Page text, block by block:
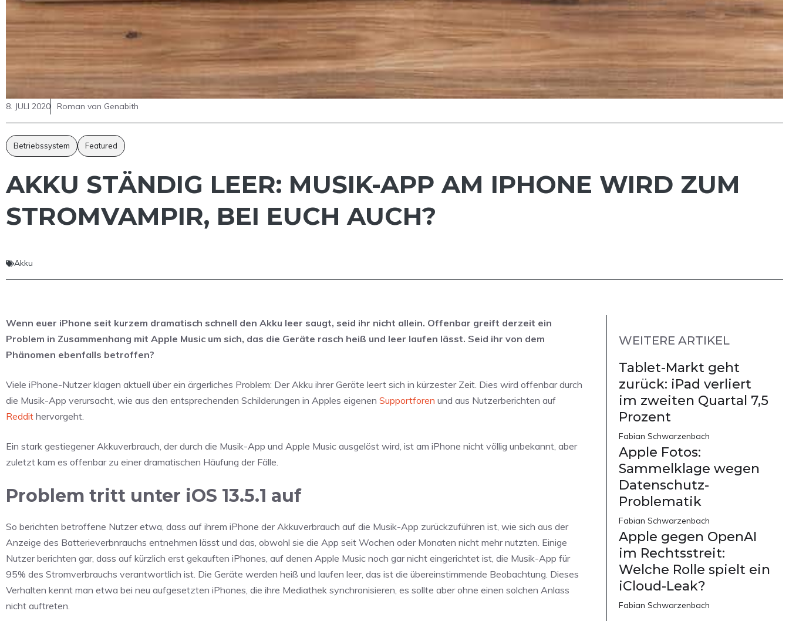
8. JULI 2020 Roman van Genabith
Betriebssystem Featured
AKKU STÄNDIG LEER: MUSIK-APP AM IPHONE WIRD ZUM
STROMVAMPIR, BEI EUCH AUCH?
Akku
Wenn euer iPhone seit kurzem dramatisch schnell den Akku leer saugt, seid ihr nicht allein. Offenbar greift derzeit ein
Problem in Zusammenhang mit Apple Music um sich, das die Geräte rasch heiß und leer laufen lässt. Seid ihr von dem
Phänomen ebenfalls betroffen?
Viele iPhone-Nutzer klagen aktuell über ein ärgerliches Problem: Der Akku ihrer Geräte leert sich in kürzester Zeit. Dies wird offenbar durch
die Musik-App verursacht, wie aus den entsprechenden Schilderungen in Apples eigenen Supportforen und aus Nutzerberichten auf
Reddit hervorgeht.
Ein stark gestiegener Akkuverbrauch, der durch die Musik-App und Apple Music ausgelöst wird, ist am iPhone nicht völlig unbekannt, aber
zuletzt kam es offenbar zu einer dramatischen Häufung der Fälle.
Problem tritt unter iOS 13.5.1 auf
So berichten betroffene Nutzer etwa, dass auf ihrem iPhone der Akkuverbrauch auf die Musik-App zurückzuführen ist, wie sich aus der
Anzeige des Batterieverbnrauchs entnehmen lässt und das, obwohl sie die App seit Wochen oder Monaten nicht mehr nutzten. Einige
Nutzer berichten gar, dass auf kürzlich erst gekauften iPhones, auf denen Apple Music noch gar nicht eingerichtet ist, die Musik-App für
95% des Stromverbrauchs verantwortlich ist. Die Geräte werden heiß und laufen leer, das ist die übereinstimmende Beobachtung. Dieses
Verhalten kennt man etwa bei neu aufgesetzten iPhones, die ihre Mediathek synchronisieren, es sollte aber ohne einen solchen Anlass
nicht auftreten.
WEITERE ARTIKEL
Tablet-Markt geht
zurück: iPad verliert
im zweiten Quartal 7,5
Prozent
Fabian Schwarzenbach
Apple Fotos:
Sammelklage wegen
Datenschutz-
Problematik
Fabian Schwarzenbach
Apple gegen OpenAI
im Rechtsstreit:
Welche Rolle spielt ein
iCloud-Leak?
Fabian Schwarzenbach